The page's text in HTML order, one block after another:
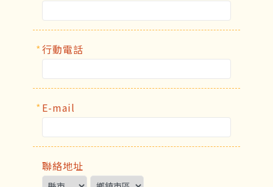
*行動電話
*E-mail
聯絡地址